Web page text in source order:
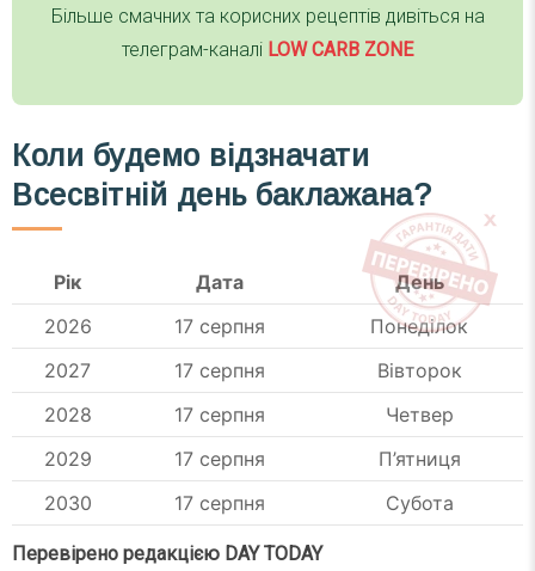
Більше смачних та корисних рецептів дивіться на
телеграм-каналі LOW CARB ZONE
Коли будемо відзначати
Всесвітній день баклажана?
Рік Дата
День
2026
17 серпня
Понеділок
2027
17 серпня
Вівторок
2028
17 серпня
Четвер
2029
17 серпня
П’ятниця
2030
17 серпня Субота
Перевірено редакцією DAY TODAY